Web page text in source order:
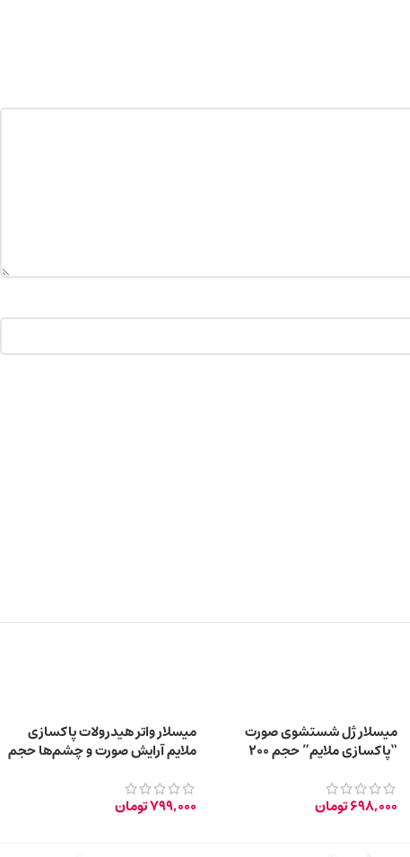
میسلار ژل شستشوی صورت
“پاکسازی ملایم” حجم 200
698,000تومان
میسلار واتر هیدرولات پاکسازی
ملایم آرایش صورت و چشم‌ها حجم
799,000تومان